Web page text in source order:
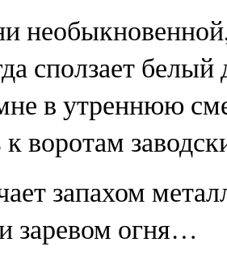
сползает
в утреннюю
воротам
запахом
заревом огня…